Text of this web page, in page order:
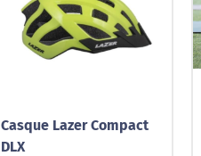
Casque Lazer Compact
DLX